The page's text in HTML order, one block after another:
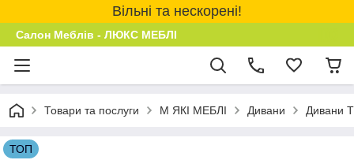
Вільні та нескорені!
Салон Меблів - ЛЮКС МЕБЛІ
Товари та послуги М ЯКІ МЕБЛІ Дивани Дивани
ТОП